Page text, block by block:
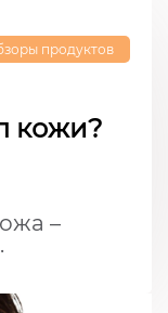
продуктов
кожи?
–